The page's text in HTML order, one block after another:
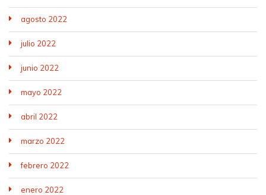
agosto 2022
julio 2022
junio 2022
mayo 2022
abril 2022
marzo 2022
febrero 2022
enero 2022